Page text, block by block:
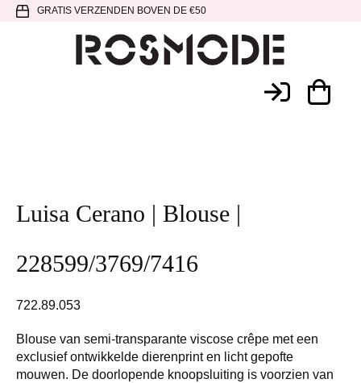
Spring
hoofdnavigatie
Door
SpringGRATIS VERZENDEN BOVEN DE €50
Luisa Cerano | Blouse |
228599/3769/7416
722.89.053
Blouse van semi-transparante viscose crêpe met een
exclusief ontwikkelde dierenprint en licht gepofte
mouwen. De doorlopende knoopsluiting is voorzien van